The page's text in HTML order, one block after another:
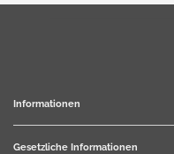
Informationen
Gesetzliche Informationen